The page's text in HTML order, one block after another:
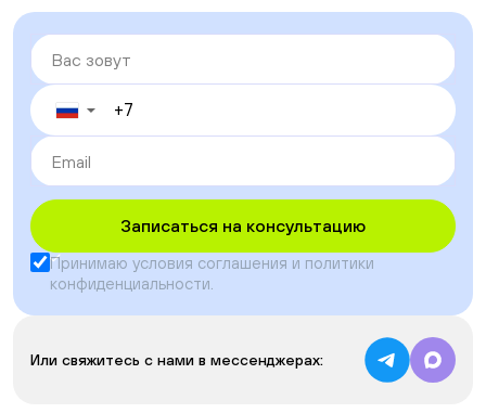
▼
Записаться на консультацию
Принимаю условия соглашения и политики
конфиденциальности.
Или свяжитесь с нами в мессенджерах: